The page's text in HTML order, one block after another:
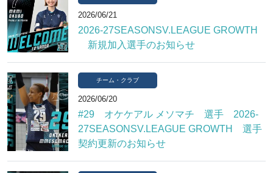
2026/06/21
2026-27SEASONSV.LEAGUE GROWTH
新規加入選手のお知らせ
チーム・クラブ
2026/06/20
#29 オケケアル メソマチ 選手 2026-
27SEASONSV.LEAGUE GROWTH 選手
契約更新のお知らせ